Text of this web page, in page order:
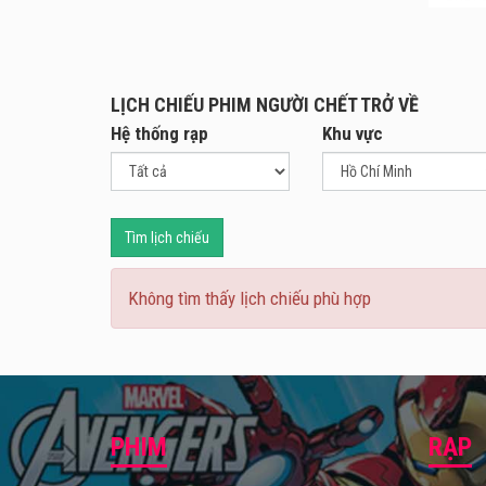
và
Bị
sẽ
Khi
giúp
Bộ
trị
LỊCH CHIẾU PHIM NGƯỜI CHẾT TRỞ VỀ
Hệ thống rạp Khu vực
Tìm lịch chiếu
Không tìm thấy lịch chiếu phù hợp
PHIM RẠP